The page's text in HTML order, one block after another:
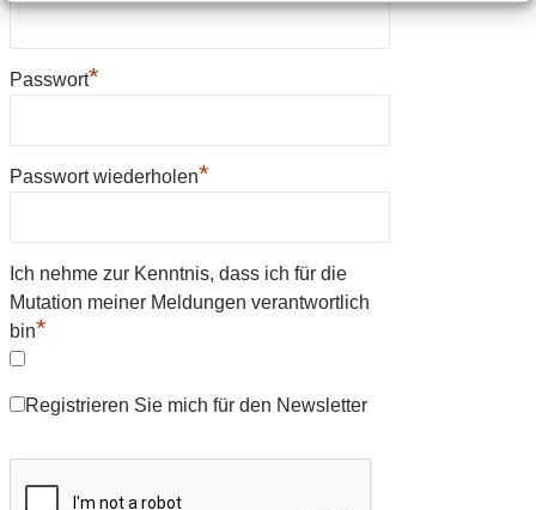
Passwort*
Passwort wiederholen*
Ich nehme zur Kenntnis, dass ich für die
Mutation meiner Meldungen verantwortlich
bin*
Registrieren Sie mich für den Newsletter